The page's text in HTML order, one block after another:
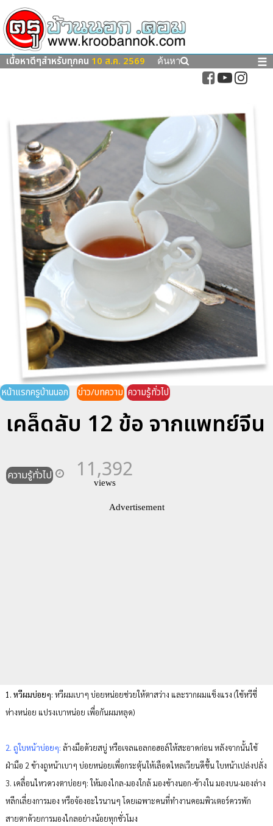
เนื้อหาดีๆสำหรับทุกคน 10 ส.ค. 2569 ค้นหา ☰
หน้าแรกครูบ้านนอก ข่าว/บทความ ความรู้ทั่วไป
เคล็ดลับ 12 ข้อ จากแพทย์จีน
ความรู้ทั่วไป 11,392
views
Advertisement
1. หวีผมบ่อยๆ: หวีผมเบาๆ บ่อยหน่อยช่วยให้ตาสว่าง และรากผมแข็งแรง (ใช้หวีซี่
ห่างหน่อย แปรงเบาหน่อย เพื่อกันผมหลุด)
2. ถูใบหน้าบ่อยๆ: ล้างมือด้วยสบู่ หรือเจลแอลกอฮอล์ให้สะอาดก่อน หลังจากนั้นใช้
ฝ่ามือ 2 ข้างถูหน้าเบาๆ บ่อยหน่อยเพื่อกระตุ้นให้เลือดไหลเวียนดีขึ้น ใบหน้าเปล่งปลั่ง
3. เคลื่อนไหวดวงตาบ่อยๆ: ให้มองไกล-มองใกล้ มองข้างนอก-ข้างใน มองบน-มองล่าง
หลีกเลี่ยงการมอง หรือจ้องอะไรนานๆ โดยเฉพาะคนที่ทำงานคอมพิวเตอร์ควรพัก
สายตาด้วยการมองไกลอย่างน้อยทุกชั่วโมง